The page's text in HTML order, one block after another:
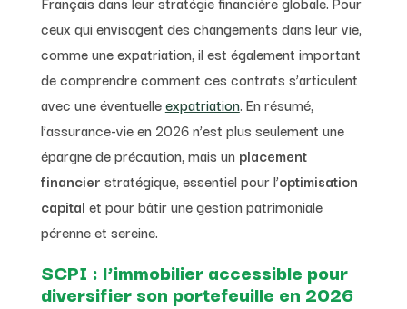
ceux qui envisagent des changements dans leur vie,
comme une expatriation, il est également important
de comprendre comment ces contrats s’articulent
avec une éventuelleexpatriation. En résumé,
l’assurance-vie en 2026 n’est plus seulement une
épargne de précaution, mais un placement
financier stratégique, essentiel pour l’optimisation
capital et pour bâtir une gestion patrimoniale
pérenne et sereine.
SCPI : l’immobilier accessible pour
diversifier son portefeuille en 2026